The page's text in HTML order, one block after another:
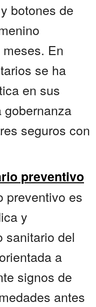
botones de
En
se ha
en sus
gobernanza
seguros con
preventivo
preventivo es
y
sanitario del
a
signos de
antes